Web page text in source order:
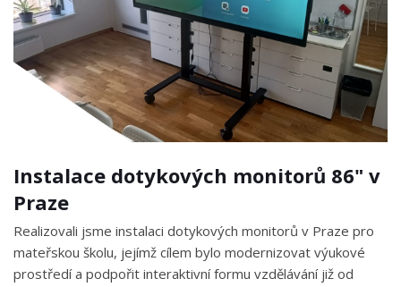
Instalace dotykových monitorů 86" v
Praze
Realizovali jsme instalaci dotykových monitorů v Praze pro
mateřskou školu, jejímž cílem bylo modernizovat výukové
prostředí a podpořit interaktivní formu vzdělávání již od